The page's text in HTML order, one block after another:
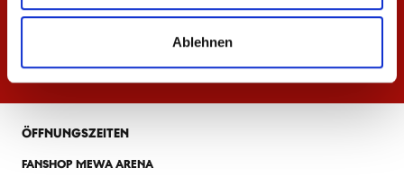
Ablehnen
ÖFFNUNGSZEITEN
FANSHOP MEWA ARENA